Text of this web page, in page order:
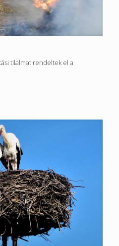
tilalmat rendeltek el a